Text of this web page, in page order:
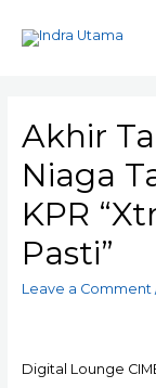
Akhir
Niaga
KPR
Pasti”
Leave a Comment
Digital Lounge